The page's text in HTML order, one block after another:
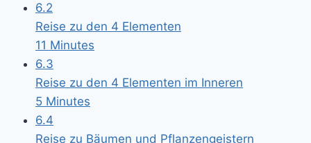
6.2
Reise zu den 4 Elementen
11 Minutes
6.3
Reise zu den 4 Elementen im Inneren
5 Minutes
6.4
Reise zu Bäumen und Pflanzengeistern